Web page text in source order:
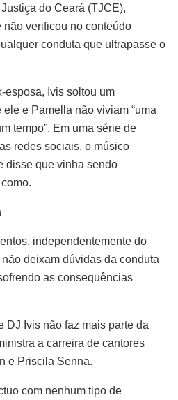
do Ceará (TJCE),
verificou no conteúdo
conduta que ultrapasse o
esposa, Ivis soltou um
e Pamella não viviam “uma
tempo”. Em uma série de
redes sociais, o músico
disse que vinha sendo
independentemente do
deixam dúvidas da conduta
as consequências
DJ Ivis não faz mais parte da
a carreira de cantores
e Priscila Senna.
com nenhum tipo de